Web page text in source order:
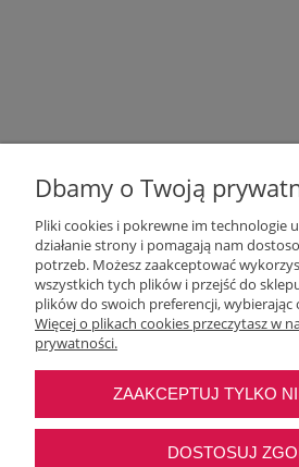
Moje konto
Najczęstsze
Dbamy o Twoją
Pliki cookies i pokrewne im technologie
działanie strony i pomagają nam
potrzeb. Możesz zaakceptować
wszystkich tych plików i przejść do
plików do swoich preferencji, wybierając
Więcej o plikach cookies przeczytasz w
prywatności.
ZAAKCEPTUJ TYLKO
DOSTOSUJ